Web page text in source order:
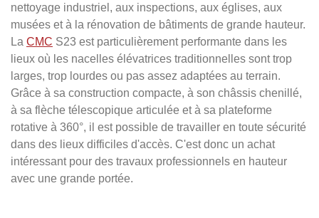
nettoyage industriel, aux inspections, aux églises, aux
musées et à la rénovation de bâtiments de grande hauteur.
La CMC S23 est particulièrement performante dans les
lieux où les nacelles élévatrices traditionnelles sont trop
larges, trop lourdes ou pas assez adaptées au terrain.
Grâce à sa construction compacte, à son châssis chenillé,
à sa flèche télescopique articulée et à sa plateforme
rotative à 360°, il est possible de travailler en toute sécurité
dans des lieux difficiles d'accès. C'est donc un achat
intéressant pour des travaux professionnels en hauteur
avec une grande portée.